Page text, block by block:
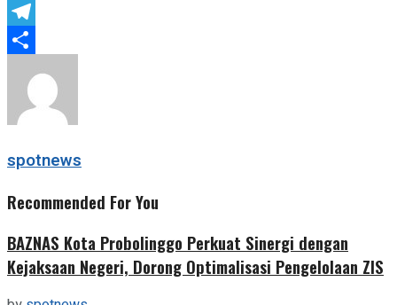
Twitter
Telegram
Share
spotnews
Recommended For You
BAZNAS Kota Probolinggo Perkuat Sinergi dengan
Kejaksaan Negeri, Dorong Optimalisasi Pengelolaan ZIS